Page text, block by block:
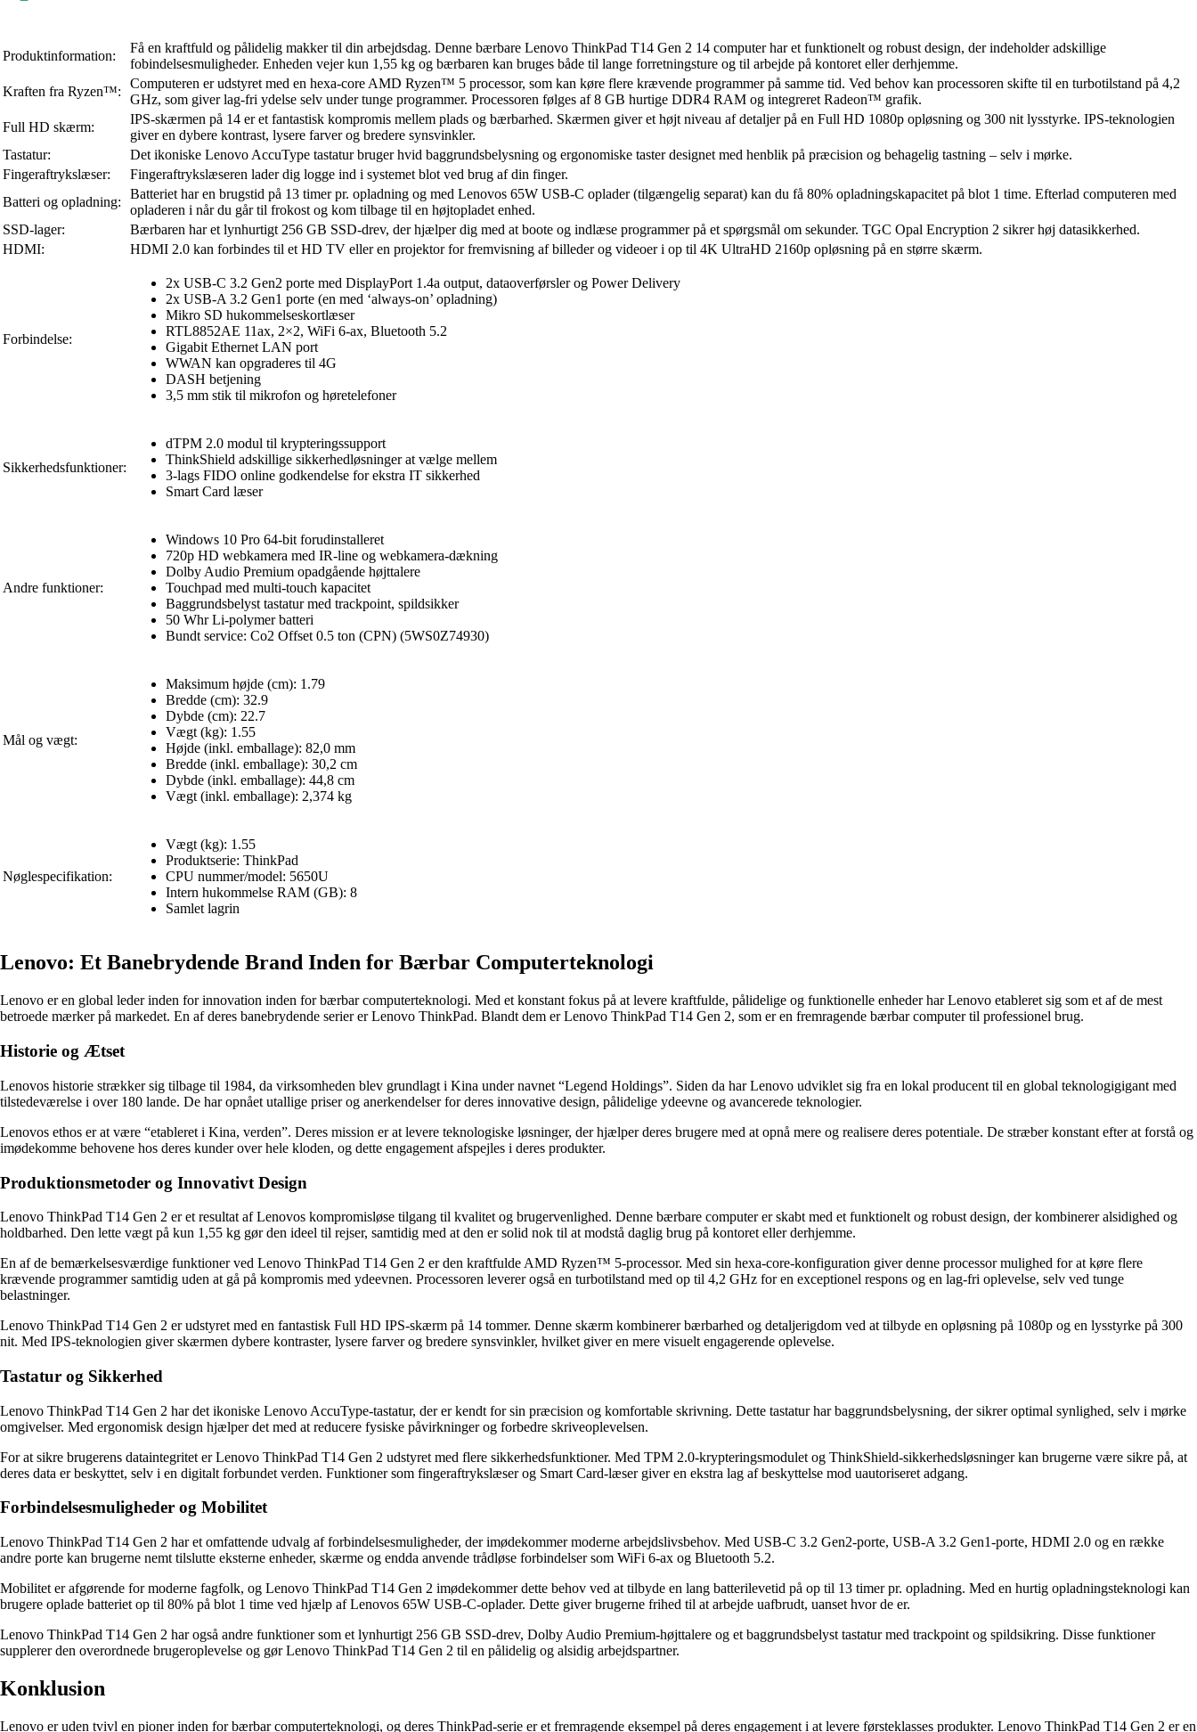
Produktinformation:
Få en kraftfuld og pålidelig makker til din arbejdsdag. Denne bærbare Lenovo ThinkPad T14 Gen 2 14 computer har et funktionelt og robust design, der indeholder adskillige
fobindelsesmuligheder. Enheden vejer kun 1,55 kg og bærbaren kan bruges både til lange forretningsture og til arbejde på kontoret eller derhjemme.
Kraften fra Ryzen™:
Computeren er udstyret med en hexa-core AMD Ryzen™ 5 processor, som kan køre flere krævende programmer på samme tid. Ved behov kan processoren skifte til en turbotilstand på 4,2
GHz, som giver lag-fri ydelse selv under tunge programmer. Processoren følges af 8 GB hurtige DDR4 RAM og integreret Radeon™ grafik.
Full HD skærm:
IPS-skærmen på 14 er et fantastisk kompromis mellem plads og bærbarhed. Skærmen giver et højt niveau af detaljer på en Full HD 1080p opløsning og 300 nit lysstyrke. IPS-teknologien
giver en dybere kontrast, lysere farver og bredere synsvinkler.
Tastatur:
Det ikoniske Lenovo AccuType tastatur bruger hvid baggrundsbelysning og ergonomiske taster designet med henblik på præcision og behagelig tastning – selv i mørke.
Fingeraftrykslæser:
Fingeraftrykslæseren lader dig logge ind i systemet blot ved brug af din finger.
Batteri og opladning:
Batteriet har en brugstid på 13 timer pr. opladning og med Lenovos 65W USB-C oplader (tilgængelig separat) kan du få 80% opladningskapacitet på blot 1 time. Efterlad computeren med
opladeren i når du går til frokost og kom tilbage til en højtopladet enhed.
SSD-lager:
Bærbaren har et lynhurtigt 256 GB SSD-drev, der hjælper dig med at boote og indlæse programmer på et spørgsmål om sekunder. TGC Opal Encryption 2 sikrer høj datasikkerhed.
HDMI:
HDMI 2.0 kan forbindes til et HD TV eller en projektor for fremvisning af billeder og videoer i op til 4K UltraHD 2160p opløsning på en større skærm.
Forbindelse:
2x USB-C 3.2 Gen2 porte med DisplayPort 1.4a output, dataoverførsler og Power Delivery
2x USB-A 3.2 Gen1 porte (en med ‘always-on’ opladning)
Mikro SD hukommelseskortlæser
RTL8852AE 11ax, 2×2, WiFi 6-ax, Bluetooth 5.2
Gigabit Ethernet LAN port
WWAN kan opgraderes til 4G
DASH betjening
3,5 mm stik til mikrofon og høretelefoner
Sikkerhedsfunktioner:
dTPM 2.0 modul til krypteringssupport
ThinkShield adskillige sikkerhedløsninger at vælge mellem
3-lags FIDO online godkendelse for ekstra IT sikkerhed
Smart Card læser
Andre funktioner:
Windows 10 Pro 64-bit forudinstalleret
720p HD webkamera med IR-line og webkamera-dækning
Dolby Audio Premium opadgående højttalere
Touchpad med multi-touch kapacitet
Baggrundsbelyst tastatur med trackpoint, spildsikker
50 Whr Li-polymer batteri
Bundt service: Co2 Offset 0.5 ton (CPN) (5WS0Z74930)
Mål og vægt:
Maksimum højde (cm): 1.79
Bredde (cm): 32.9
Dybde (cm): 22.7
Vægt (kg): 1.55
Højde (inkl. emballage): 82,0 mm
Bredde (inkl. emballage): 30,2 cm
Dybde (inkl. emballage): 44,8 cm
Vægt (inkl. emballage): 2,374 kg
Nøglespecifikation:
Vægt (kg): 1.55
Produktserie: ThinkPad
CPU nummer/model: 5650U
Intern hukommelse RAM (GB): 8
Samlet lagrin
Lenovo: Et Banebrydende Brand Inden for Bærbar Computerteknologi
Lenovo er en global leder inden for innovation inden for bærbar computerteknologi. Med et konstant fokus på at levere kraftfulde, pålidelige og funktionelle enheder har Lenovo etableret sig som et af de mest
betroede mærker på markedet. En af deres banebrydende serier er Lenovo ThinkPad. Blandt dem er Lenovo ThinkPad T14 Gen 2, som er en fremragende bærbar computer til professionel brug.
Historie og Ætset
Lenovos historie strækker sig tilbage til 1984, da virksomheden blev grundlagt i Kina under navnet “Legend Holdings”. Siden da har Lenovo udviklet sig fra en lokal producent til en global teknologigigant med
tilstedeværelse i over 180 lande. De har opnået utallige priser og anerkendelser for deres innovative design, pålidelige ydeevne og avancerede teknologier.
Lenovos ethos er at være “etableret i Kina, verden”. Deres mission er at levere teknologiske løsninger, der hjælper deres brugere med at opnå mere og realisere deres potentiale. De stræber konstant efter at forstå og
imødekomme behovene hos deres kunder over hele kloden, og dette engagement afspejles i deres produkter.
Produktionsmetoder og Innovativt Design
Lenovo ThinkPad T14 Gen 2 er et resultat af Lenovos kompromisløse tilgang til kvalitet og brugervenlighed. Denne bærbare computer er skabt med et funktionelt og robust design, der kombinerer alsidighed og
holdbarhed. Den lette vægt på kun 1,55 kg gør den ideel til rejser, samtidig med at den er solid nok til at modstå daglig brug på kontoret eller derhjemme.
En af de bemærkelsesværdige funktioner ved Lenovo ThinkPad T14 Gen 2 er den kraftfulde AMD Ryzen™ 5-processor. Med sin hexa-core-konfiguration giver denne processor mulighed for at køre flere
krævende programmer samtidig uden at gå på kompromis med ydeevnen. Processoren leverer også en turbotilstand med op til 4,2 GHz for en exceptionel respons og en lag-fri oplevelse, selv ved tunge
belastninger.
Lenovo ThinkPad T14 Gen 2 er udstyret med en fantastisk Full HD IPS-skærm på 14 tommer. Denne skærm kombinerer bærbarhed og detaljerigdom ved at tilbyde en opløsning på 1080p og en lysstyrke på 300
nit. Med IPS-teknologien giver skærmen dybere kontraster, lysere farver og bredere synsvinkler, hvilket giver en mere visuelt engagerende oplevelse.
Tastatur og Sikkerhed
Lenovo ThinkPad T14 Gen 2 har det ikoniske Lenovo AccuType-tastatur, der er kendt for sin præcision og komfortable skrivning. Dette tastatur har baggrundsbelysning, der sikrer optimal synlighed, selv i mørke
omgivelser. Med ergonomisk design hjælper det med at reducere fysiske påvirkninger og forbedre skriveoplevelsen.
For at sikre brugerens dataintegritet er Lenovo ThinkPad T14 Gen 2 udstyret med flere sikkerhedsfunktioner. Med TPM 2.0-krypteringsmodulet og ThinkShield-sikkerhedsløsninger kan brugerne være sikre på, at
deres data er beskyttet, selv i en digitalt forbundet verden. Funktioner som fingeraftrykslæser og Smart Card-læser giver en ekstra lag af beskyttelse mod uautoriseret adgang.
Forbindelsesmuligheder og Mobilitet
Lenovo ThinkPad T14 Gen 2 har et omfattende udvalg af forbindelsesmuligheder, der imødekommer moderne arbejdslivsbehov. Med USB-C 3.2 Gen2-porte, USB-A 3.2 Gen1-porte, HDMI 2.0 og en række
andre porte kan brugerne nemt tilslutte eksterne enheder, skærme og endda anvende trådløse forbindelser som WiFi 6-ax og Bluetooth 5.2.
Mobilitet er afgørende for moderne fagfolk, og Lenovo ThinkPad T14 Gen 2 imødekommer dette behov ved at tilbyde en lang batterilevetid på op til 13 timer pr. opladning. Med en hurtig opladningsteknologi kan
brugere oplade batteriet op til 80% på blot 1 time ved hjælp af Lenovos 65W USB-C-oplader. Dette giver brugerne frihed til at arbejde uafbrudt, uanset hvor de er.
Lenovo ThinkPad T14 Gen 2 har også andre funktioner som et lynhurtigt 256 GB SSD-drev, Dolby Audio Premium-højttalere og et baggrundsbelyst tastatur med trackpoint og spildsikring. Disse funktioner
supplerer den overordnede brugeroplevelse og gør Lenovo ThinkPad T14 Gen 2 til en pålidelig og alsidig arbejdspartner.
Konklusion
Lenovo er uden tvivl en pioner inden for bærbar computerteknologi, og deres ThinkPad-serie er et fremragende eksempel på deres engagement i at levere førsteklasses produkter. Lenovo ThinkPad T14 Gen 2 er en